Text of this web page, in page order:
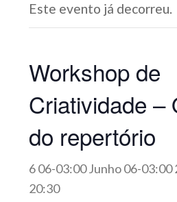
Este evento já decorreu.
Workshop de
Criatividade –
do repertório
6 06-03:00 Junho 06-03:00
20:30